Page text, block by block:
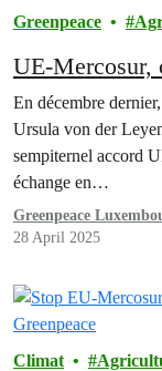
Greenpeace
UE-Mercosur,
En décembre
Ursula von der
sempiternel accord
échange en…
Greenpeace
28 April 2025
Climat